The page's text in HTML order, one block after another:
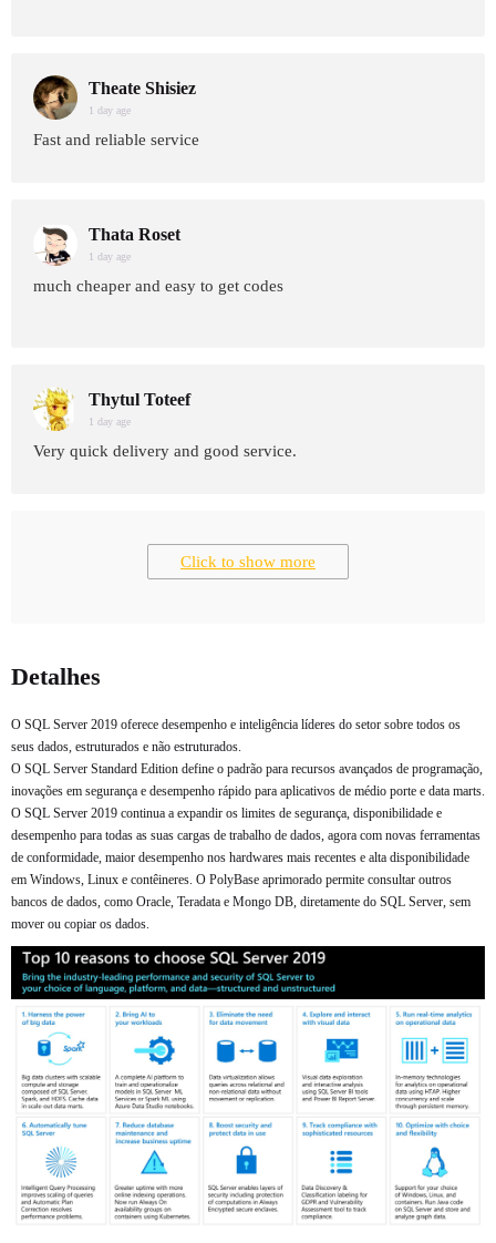
Theate Shisiez
1 day age
Fast and reliable service
Thata Roset
1 day age
much cheaper and easy to get codes
Thytul Toteef
1 day age
Very quick delivery and good service.
Click to show more
Detalhes
O SQL Server 2019 oferece desempenho e inteligência líderes do setor sobre todos os
seus dados, estruturados e não estruturados.
O SQL Server Standard Edition define o padrão para recursos avançados de programação,
inovações em segurança e desempenho rápido para aplicativos de médio porte e data marts.
O SQL Server 2019 continua a expandir os limites de segurança, disponibilidade e
desempenho para todas as suas cargas de trabalho de dados, agora com novas ferramentas
de conformidade, maior desempenho nos hardwares mais recentes e alta disponibilidade
em Windows, Linux e contêineres. O PolyBase aprimorado permite consultar outros
bancos de dados, como Oracle, Teradata e Mongo DB, diretamente do SQL Server, sem
mover ou copiar os dados.